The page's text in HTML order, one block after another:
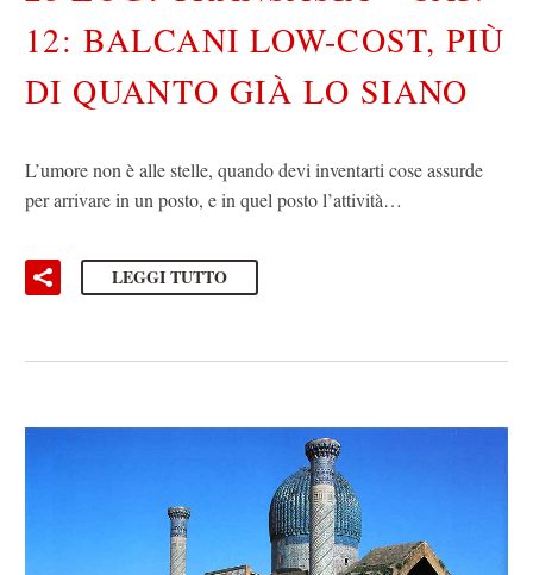
12: BALCANI LOW-COST, PIÙ
DI QUANTO GIÀ LO SIANO
L’umore non è alle stelle, quando devi inventarti cose assurde
per arrivare in un posto, e in quel posto l’attività…
LEGGI TUTTO